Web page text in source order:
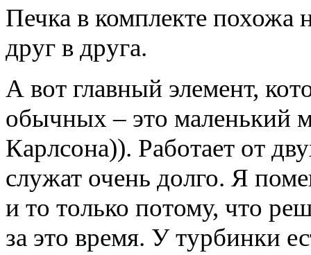
Печка в комплекте похожа
друг в друга.
А вот главный элемент,
обычных – это маленький
Карлсона)). Работает от
служат очень долго. Я
и то только потому, что
за это время. У турбинки